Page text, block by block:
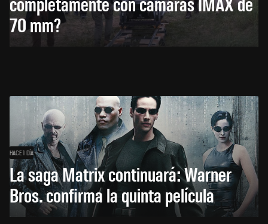
70 mm?
HACE 1 DÍA
La saga Matrix continuará: Warner
Bros. confirma la quinta película